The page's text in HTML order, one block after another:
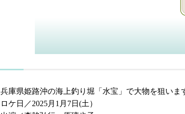
兵庫県姫路沖の海上釣り堀「水宝」で大物を狙いま
ロケ日／2025月1月7日(土）